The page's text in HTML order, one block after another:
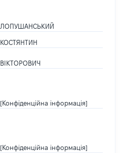
ЛОПУШАНСЬКИЙ
КОСТЯНТИН
ВІКТОРОВИЧ
[Конфіденційна інформація]
[Конфіденційна інформація]